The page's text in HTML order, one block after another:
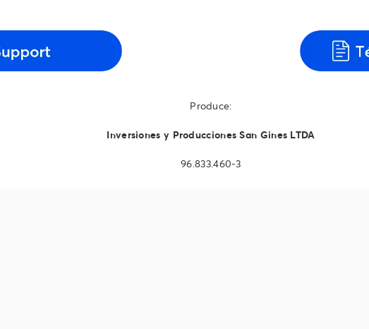
Produce:
Inversiones y Producciones San Gines LTDA
96.833.460-3